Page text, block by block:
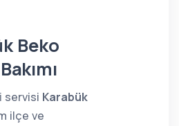
Beko
servisi Karabük
ilçe ve